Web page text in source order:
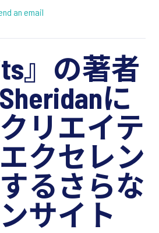
an email
』の著者
に
リエイテ
クセレン
るさらな
サイト